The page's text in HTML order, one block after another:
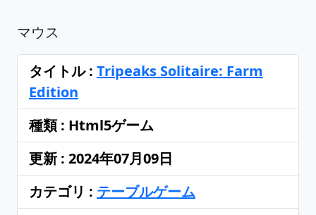
マウス
タイトル : Tripeaks Solitaire: Farm
Edition
種類 : Html5ゲーム
更新 : 2024年07月09日
カテゴリ : テーブルゲーム